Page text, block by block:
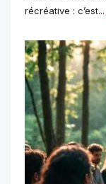
récréative : c’est...